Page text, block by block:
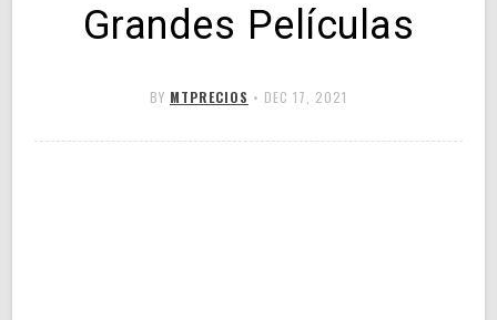
Grandes Películas
BY MTPRECIOS • DEC 17, 2021